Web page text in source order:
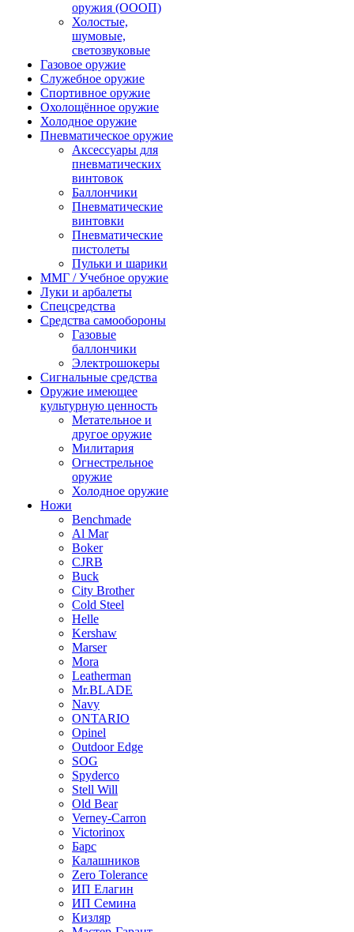
оружия (ОООП)
Холостые,
шумовые,
светозвуковые
Газовое оружие
Служебное оружие
Спортивное оружие
Охолощённое оружие
Холодное оружие
Пневматическое оружие
Аксессуары для
пневматических
винтовок
Баллончики
Пневматические
винтовки
Пневматические
пистолеты
Пульки и шарики
ММГ / Учебное оружие
Луки и арбалеты
Спецсредства
Средства самообороны
Газовые
баллончики
Электрошокеры
Сигнальные средства
Оружие имеющее
культурную ценность
Метательное и
другое оружие
Милитария
Огнестрельное
оружие
Холодное оружие
Ножи
Benchmade
Al Mar
Boker
CJRB
Buck
City Brother
Cold Steel
Helle
Kershaw
Marser
Mora
Leatherman
Mr.BLADE
Navy
ONTARIO
Opinel
Outdoor Edge
SOG
Spyderco
Stell Will
Old Bear
Verney-Carron
Victorinox
Барс
Калашников
Zero Tolerance
ИП Елагин
ИП Семина
Кизляр